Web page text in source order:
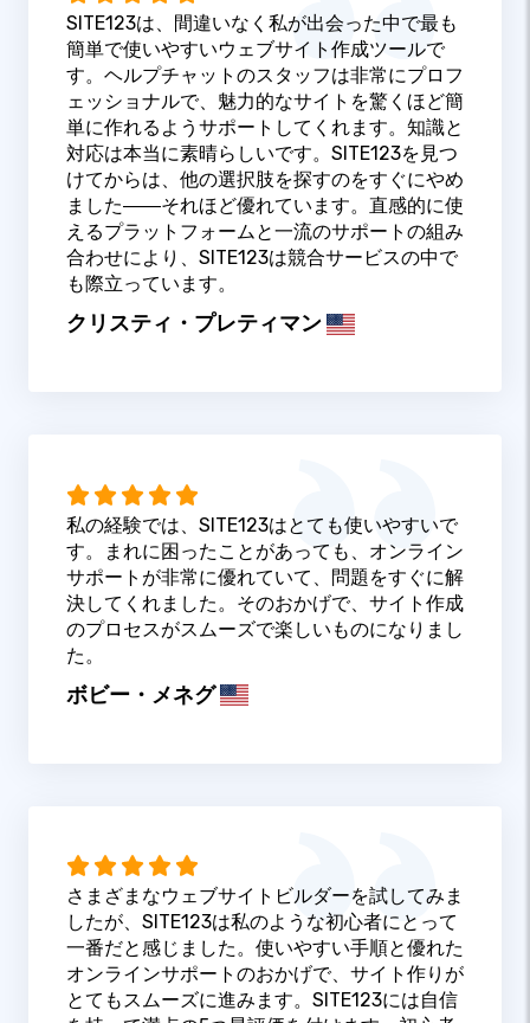
SITE123は、間違いなく私が出会った中で最も
簡単で使いやすいウェブサイト作成ツールで
す。ヘルプチャットのスタッフは非常にプロフ
ェッショナルで、魅力的なサイトを驚くほど簡
単に作れるようサポートしてくれます。知識と
対応は本当に素晴らしいです。SITE123を見つ
けてからは、他の選択肢を探すのをすぐにやめ
ました――それほど優れています。直感的に使
えるプラットフォームと一流のサポートの組み
合わせにより、SITE123は競合サービスの中で
も際立っています。
クリスティ・プレティマン
私の経験では、SITE123はとても使いやすいで
す。まれに困ったことがあっても、オンライン
サポートが非常に優れていて、問題をすぐに解
決してくれました。そのおかげで、サイト作成
のプロセスがスムーズで楽しいものになりまし
た。
ボビー・メネグ
さまざまなウェブサイトビルダーを試してみま
したが、SITE123は私のような初心者にとって
一番だと感じました。使いやすい手順と優れた
オンラインサポートのおかげで、サイト作りが
とてもスムーズに進みます。SITE123には自信